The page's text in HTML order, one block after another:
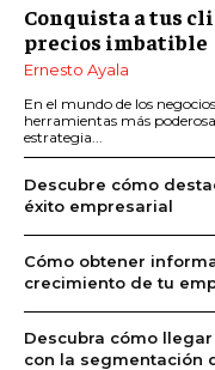
Conquista a tus
precios imbatible
Ernesto Ayala
En el mundo de los
herramientas más
estrategia...
Descubre cómo
éxito empresarial
Cómo obtener
crecimiento de tu
Descubra cómo
con la segmentación